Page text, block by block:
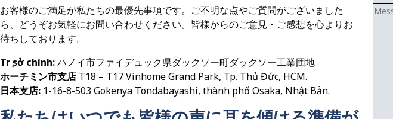
お客様のご満足が私たちの最優先事項です。ご不明な点やご質問がございました
ら、どうぞお気軽にお問い合わせください。皆様からのご意見・ご感想を心よりお
待ちしております。
Trụ sở chính:ハノイ市ファイデュック県ダックソー町ダックソー工業団地
ホーチミン市支店 T18 – T17 Vinhome Grand Park, Tp. Thủ Đức, HCM.
日本支店: 1-16-8-503 Gokenya Tondabayashi, thành phố Osaka, Nhật Bản.